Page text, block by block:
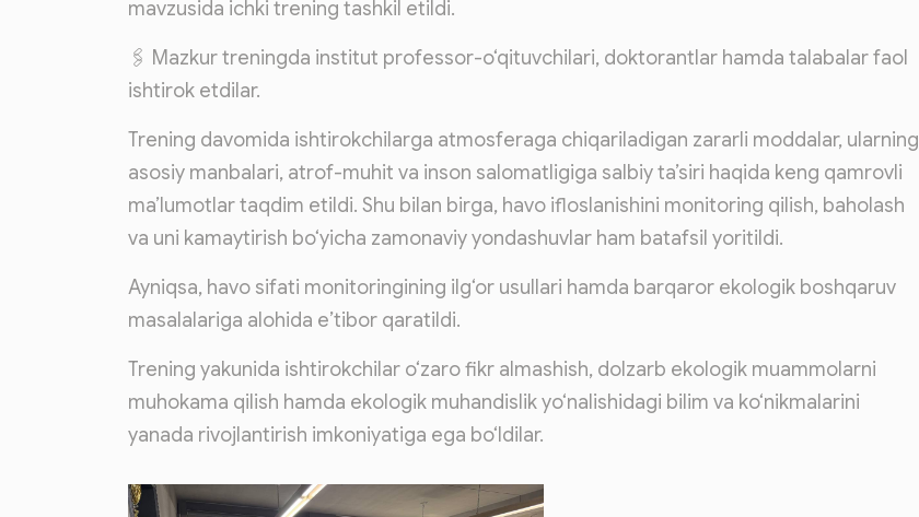
mavzusida ichki trening tashkil etildi.
🖇 Mazkur treningda institut professor-o‘qituvchilari, doktorantlar hamda talabalar faol
ishtirok etdilar.
Trening davomida ishtirokchilarga atmosferaga chiqariladigan zararli moddalar, ularning
asosiy manbalari, atrof-muhit va inson salomatligiga salbiy ta’siri haqida keng qamrovli
ma’lumotlar taqdim etildi. Shu bilan birga, havo ifloslanishini monitoring qilish, baholash
va uni kamaytirish bo‘yicha zamonaviy yondashuvlar ham batafsil yoritildi.
Ayniqsa, havo sifati monitoringining ilg‘or usullari hamda barqaror ekologik boshqaruv
masalalariga alohida e’tibor qaratildi.
Trening yakunida ishtirokchilar o‘zaro fikr almashish, dolzarb ekologik muammolarni
muhokama qilish hamda ekologik muhandislik yo‘nalishidagi bilim va ko‘nikmalarini
yanada rivojlantirish imkoniyatiga ega bo‘ldilar.